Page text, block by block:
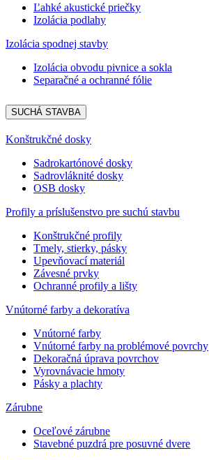
Ľahké akustické priečky
Izolácia podlahy
Izolácia spodnej stavby
Izolácia obvodu pivnice a sokla
Separačné a ochranné fólie
SUCHÁ STAVBA
Konštrukčné dosky
Sadrokartónové dosky
Sadrovláknité dosky
OSB dosky
Profily a príslušenstvo pre suchú stavbu
Konštrukčné profily
Tmely, stierky, pásky
Upevňovací materiál
Závesné prvky
Ochranné profily a lišty
Vnútorné farby a dekoratíva
Vnútorné farby
Vnútorné farby na problémové povrchy
Dekoračná úprava povrchov
Vyrovnávacie hmoty
Pásky a plachty
Zárubne
Oceľové zárubne
Stavebné puzdrá pre posuvné dvere